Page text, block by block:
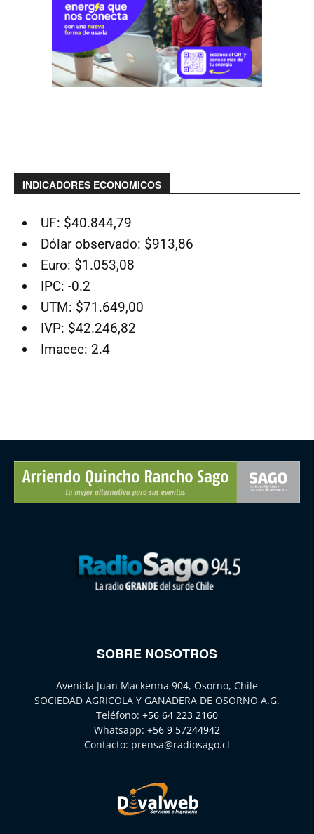
INDICADORES ECONOMICOS
UF: $40.844,79
Dólar observado: $913,86
Euro: $1.053,08
IPC: -0.2
UTM: $71.649,00
IVP: $42.246,82
Imacec: 2.4
SOBRE NOSOTROS
Avenida Juan Mackenna 904, Osorno, Chile
SOCIEDAD AGRICOLA Y GANADERA DE OSORNO A.G.
Teléfono: +56 64 223 2160
Whatsapp: +56 9 57244942
Contacto: prensa@radiosago.cl